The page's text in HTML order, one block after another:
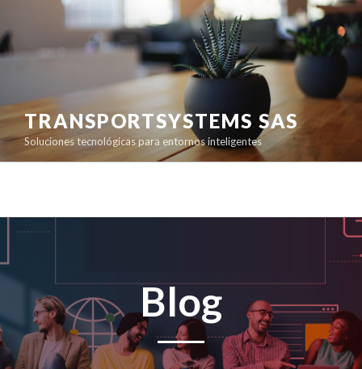
TRANSPORTSYSTEMS SAS
Soluciones tecnológicas para entornos inteligentes
Blog